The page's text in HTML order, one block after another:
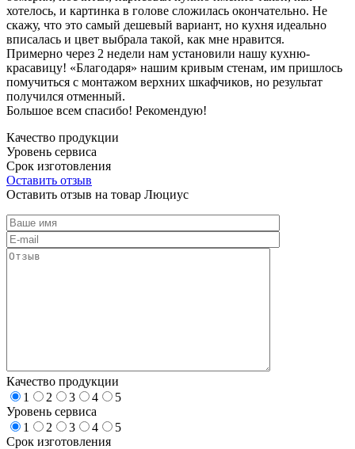
хотелось, и картинка в голове сложилась окончательно. Не
скажу, что это самый дешевый вариант, но кухня идеально
вписалась и цвет выбрала такой, как мне нравится.
Примерно через 2 недели нам установили нашу кухню-
красавицу! «Благодаря» нашим кривым стенам, им пришлось
помучиться с монтажом верхних шкафчиков, но результат
получился отменный.
Большое всем спасибо! Рекомендую!
Качество продукции
Уровень сервиса
Срок изготовления
Оставить отзыв
Оставить отзыв на товар Люциус
Качество продукции
1
2 3 4
5
Уровень сервиса
1
2 3 4
5
Срок изготовления